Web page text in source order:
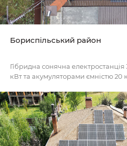
Бориспільський район
Гібридна сонячна
кВт та акумуляторами ємністю 20